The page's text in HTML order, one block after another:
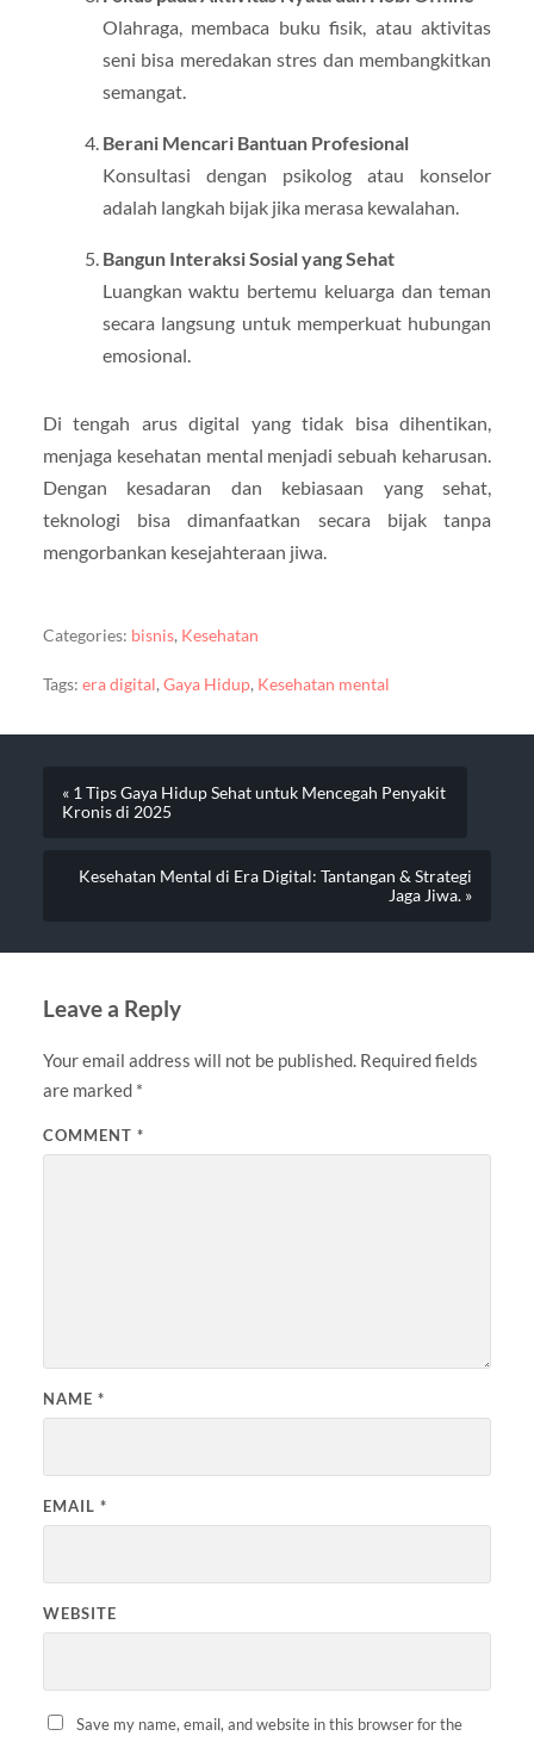
Olahraga, membaca buku fisik, atau aktivitas
seni bisa meredakan stres dan membangkitkan
semangat.
Berani Mencari Bantuan Profesional
Konsultasi dengan psikolog atau konselor
adalah langkah bijak jika merasa kewalahan.
Bangun Interaksi Sosial yang Sehat
Luangkan waktu bertemu keluarga dan teman
secara langsung untuk memperkuat hubungan
emosional.
Di tengah arus digital yang tidak bisa dihentikan,
menjaga kesehatan mental menjadi sebuah keharusan.
Dengan kesadaran dan kebiasaan yang sehat,
teknologi bisa dimanfaatkan secara bijak tanpa
mengorbankan kesejahteraan jiwa.
Categories: bisnis, Kesehatan
Tags: era digital, Gaya Hidup, Kesehatan mental
« 1 Tips Gaya Hidup Sehat untuk Mencegah Penyakit
Kronis di 2025
Kesehatan Mental di Era Digital: Tantangan & Strategi
Jaga Jiwa. »
Leave a Reply
Your email address will not be published. Required fields
are marked *
COMMENT *
NAME *
EMAIL *
WEBSITE
Save my name, email, and website in this browser for the